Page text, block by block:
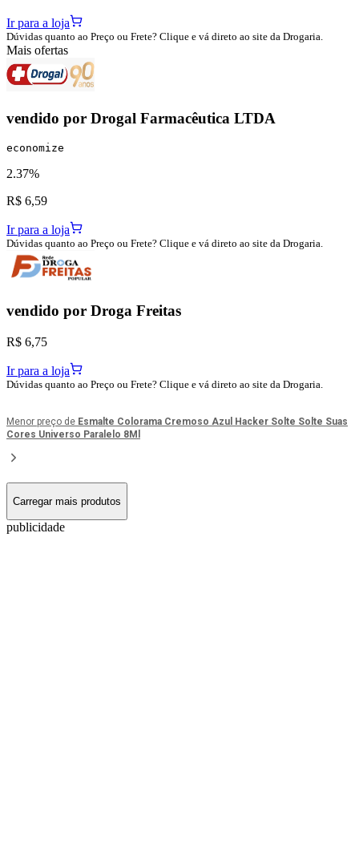
Ir para a loja
Dúvidas quanto ao Preço ou Frete? Clique e vá direto ao site da Drogaria.
Mais ofertas
vendido por Drogal Farmacêutica LTDA
economize
2.37%
R$ 6,59
Ir para a loja
Dúvidas quanto ao Preço ou Frete? Clique e vá direto ao site da Drogaria.
vendido por Droga Freitas
R$ 6,75
Ir para a loja
Dúvidas quanto ao Preço ou Frete? Clique e vá direto ao site da Drogaria.
Menor preço de Esmalte Colorama Cremoso Azul Hacker Solte Solte Suas
Cores Universo Paralelo 8Ml
Carregar mais produtos
publicidade